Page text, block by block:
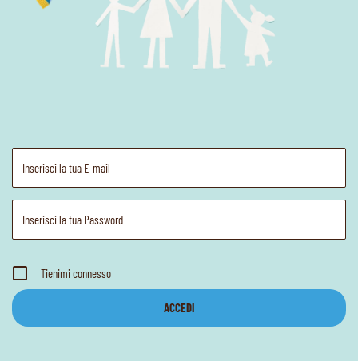
Tienimi connesso